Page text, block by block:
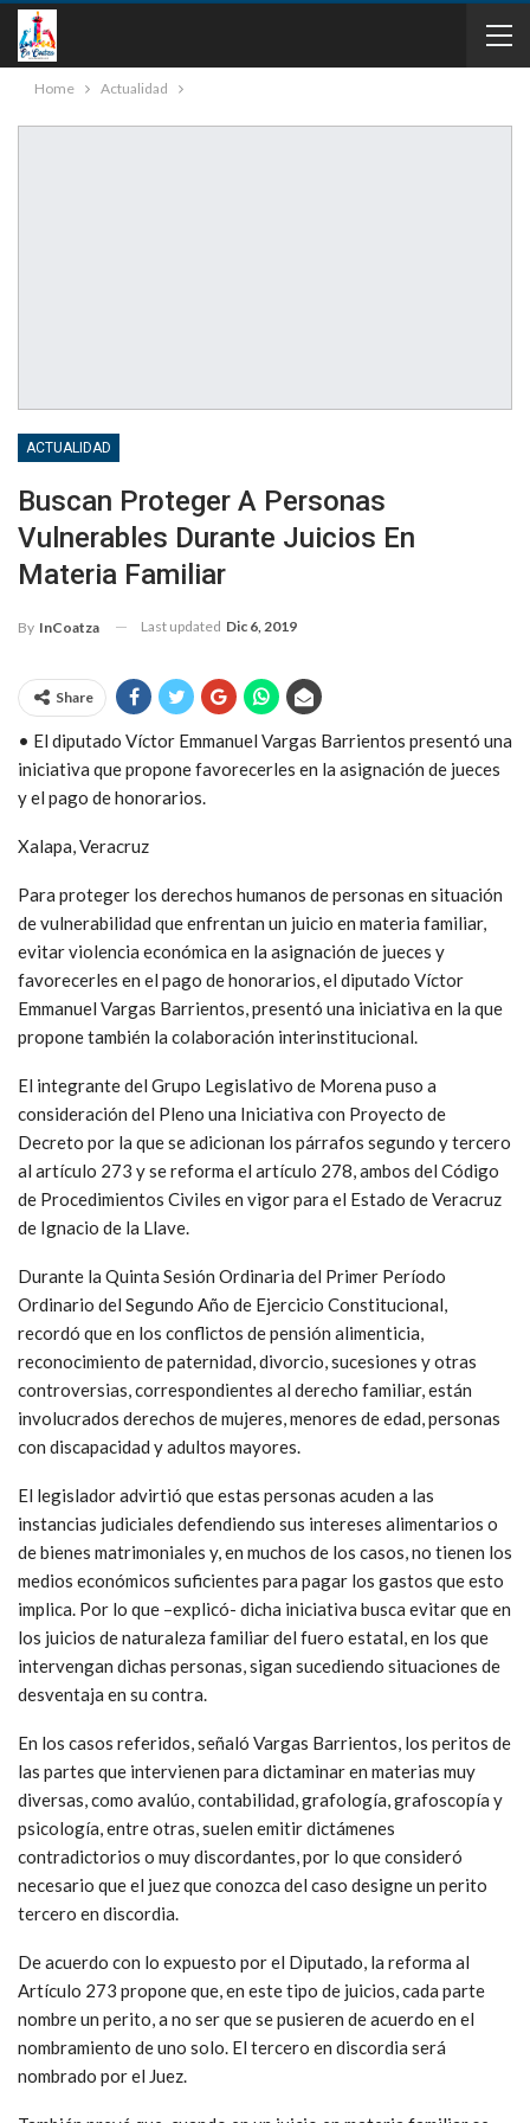
Home Actualidad
ACTUALIDAD
Buscan Proteger A Personas
Vulnerables Durante Juicios En
Materia Familiar
By InCoatza Last updated Dic 6, 2019
Share
• El diputado Víctor Emmanuel Vargas Barrientos presentó una
iniciativa que propone favorecerles en la asignación de jueces
y el pago de honorarios.
Xalapa, Veracruz
Para proteger los derechos humanos de personas en situación
de vulnerabilidad que enfrentan un juicio en materia familiar,
evitar violencia económica en la asignación de jueces y
favorecerles en el pago de honorarios, el diputado Víctor
Emmanuel Vargas Barrientos, presentó una iniciativa en la que
propone también la colaboración interinstitucional.
El integrante del Grupo Legislativo de Morena puso a
consideración del Pleno una Iniciativa con Proyecto de
Decreto por la que se adicionan los párrafos segundo y tercero
al artículo 273 y se reforma el artículo 278, ambos del Código
de Procedimientos Civiles en vigor para el Estado de Veracruz
de Ignacio de la Llave.
Durante la Quinta Sesión Ordinaria del Primer Período
Ordinario del Segundo Año de Ejercicio Constitucional,
recordó que en los conflictos de pensión alimenticia,
reconocimiento de paternidad, divorcio, sucesiones y otras
controversias, correspondientes al derecho familiar, están
involucrados derechos de mujeres, menores de edad, personas
con discapacidad y adultos mayores.
El legislador advirtió que estas personas acuden a las
instancias judiciales defendiendo sus intereses alimentarios o
de bienes matrimoniales y, en muchos de los casos, no tienen los
medios económicos suficientes para pagar los gastos que esto
implica. Por lo que –explicó- dicha iniciativa busca evitar que en
los juicios de naturaleza familiar del fuero estatal, en los que
intervengan dichas personas, sigan sucediendo situaciones de
desventaja en su contra.
En los casos referidos, señaló Vargas Barrientos, los peritos de
las partes que intervienen para dictaminar en materias muy
diversas, como avalúo, contabilidad, grafología, grafoscopía y
psicología, entre otras, suelen emitir dictámenes
contradictorios o muy discordantes, por lo que consideró
necesario que el juez que conozca del caso designe un perito
tercero en discordia.
De acuerdo con lo expuesto por el Diputado, la reforma al
Artículo 273 propone que, en este tipo de juicios, cada parte
nombre un perito, a no ser que se pusieren de acuerdo en el
nombramiento de uno solo. El tercero en discordia será
nombrado por el Juez.